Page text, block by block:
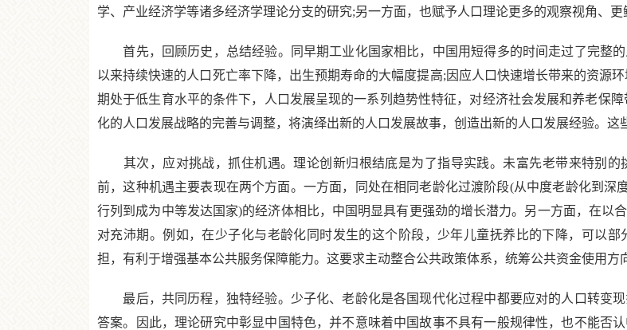
学、产业经济学等诸多经济学理论分支的研究;另一方面，也赋予人口理论更多的观察视角、更
首先，回顾历史，总结经验。同早期工业化国家相比，中国用短得多的时间走过了完整
以来持续快速的人口死亡率下降，出生预期寿命的大幅度提高;因应人口快速增长带来的资源
期处于低生育水平的条件下，人口发展呈现的一系列趋势性特征，对经济社会发展和养老保
化的人口发展战略的完善与调整，将演绎出新的人口发展故事，创造出新的人口发展经验。这
其次，应对挑战，抓住机遇。理论创新归根结底是为了指导实践。未富先老带来特别的
前，这种机遇主要表现在两个方面。一方面，同处在相同老龄化过渡阶段(从中度老龄化到深
行列到成为中等发达国家)的经济体相比，中国明显具有更强劲的增长潜力。另一方面，在以
对充沛期。例如，在少子化与老龄化同时发生的这个阶段，少年儿童抚养比的下降，可以
担，有利于增强基本公共服务保障能力。这要求主动整合公共政策体系，统筹公共资金使用方
最后，共同历程，独特经验。少子化、老龄化是各国现代化过程中都要应对的人口转变
答案。因此，理论研究中彰显中国特色，并不意味着中国故事不具有一般规律性，也不能否